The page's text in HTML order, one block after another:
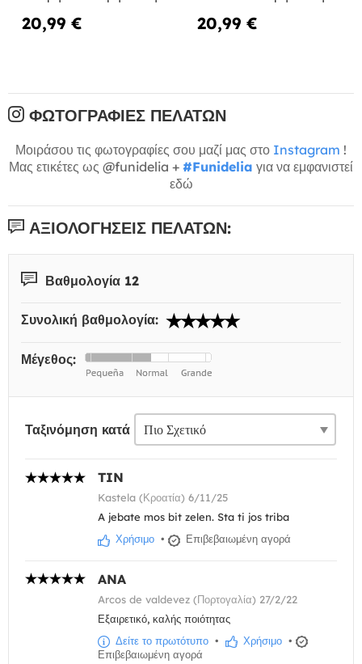
20,99 € 20,99 €
ΦΩΤΟΓΡΑΦΊΕΣ ΠΕΛΑΤΏΝ
Μοιράσου τις φωτογραφίες σου μαζί μας στο Instagram !
Μας ετικέτες ως @funidelia + #Funidelia για να εμφανιστεί
εδώ
ΑΞΙΟΛΟΓΉΣΕΙΣ ΠΕΛΑΤΏΝ:
Βαθμολογία 12
Συνολική βαθμολογία:
Μέγεθος:
Ταξινόμηση κατά
TIN
Kastela (Κροατία) 6/11/25
A jebate mos bit zelen. Sta ti jos triba
Χρήσιμο • Επιβεβαιωμένη αγορά
ANA
Arcos de valdevez (Πορτογαλία) 27/2/22
Εξαιρετικό, καλής ποιότητας
Δείτε το πρωτότυπο • Χρήσιμο •
Επιβεβαιωμένη αγορά